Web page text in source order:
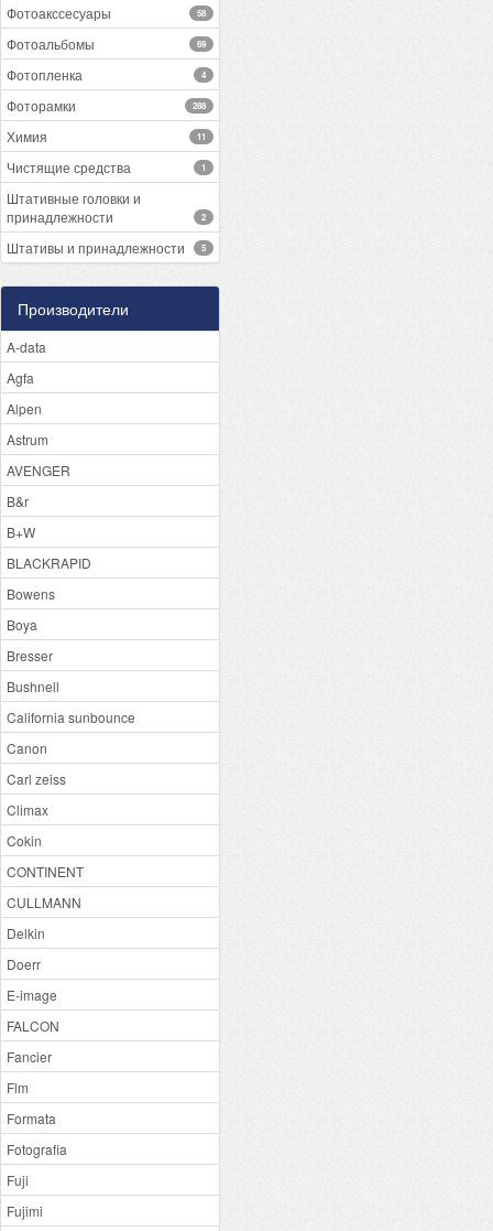
Фотоакссесуары 58
Фотоальбомы 69
Фотопленка 4
Фоторамки 288
Химия 11
Чистящие средства 1
Штативные головки и
принадлежности
2
Штативы и принадлежности 5
Производители
A-data
Agfa
Alpen
Astrum
AVENGER
B&r
B+W
BLACKRAPID
Bowens
Boya
Bresser
Bushnell
California sunbounce
Canon
Carl zeiss
Climax
Cokin
CONTINENT
CULLMANN
Delkin
Doerr
E-image
FALCON
Fancier
Flm
Formata
Fotografia
Fuji
Fujimi